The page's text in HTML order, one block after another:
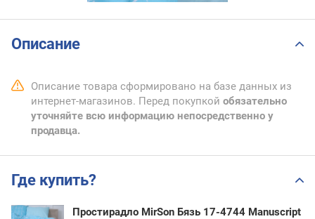
Описание
Описание товара сформировано на базе данных из
интернет-магазинов. Перед покупкой обязательно
уточняйте всю информацию непосредственно у
продавца.
Где купить?
Простирадло MirSon Бязь 17-4744 Manuscript